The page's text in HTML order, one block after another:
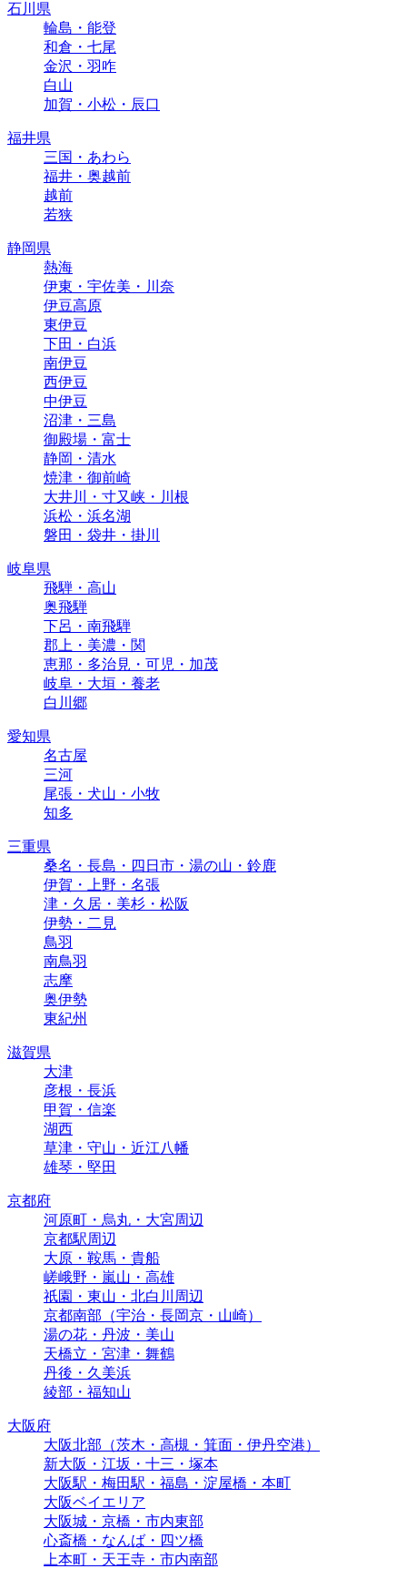
石川県
輪島・能登
和倉・七尾
金沢・羽咋
白山
加賀・小松・辰口
福井県
三国・あわら
福井・奥越前
越前
若狭
静岡県
熱海
伊東・宇佐美・川奈
伊豆高原
東伊豆
下田・白浜
南伊豆
西伊豆
中伊豆
沼津・三島
御殿場・富士
静岡・清水
焼津・御前崎
大井川・寸又峡・川根
浜松・浜名湖
磐田・袋井・掛川
岐阜県
飛騨・高山
奥飛騨
下呂・南飛騨
郡上・美濃・関
恵那・多治見・可児・加茂
岐阜・大垣・養老
白川郷
愛知県
名古屋
三河
尾張・犬山・小牧
知多
三重県
桑名・長島・四日市・湯の山・鈴鹿
伊賀・上野・名張
津・久居・美杉・松阪
伊勢・二見
鳥羽
南鳥羽
志摩
奥伊勢
東紀州
滋賀県
大津
彦根・長浜
甲賀・信楽
湖西
草津・守山・近江八幡
雄琴・堅田
京都府
河原町・烏丸・大宮周辺
京都駅周辺
大原・鞍馬・貴船
嵯峨野・嵐山・高雄
祇園・東山・北白川周辺
京都南部（宇治・長岡京・山崎）
湯の花・丹波・美山
天橋立・宮津・舞鶴
丹後・久美浜
綾部・福知山
大阪府
大阪北部（茨木・高槻・箕面・伊丹空港）
新大阪・江坂・十三・塚本
大阪駅・梅田駅・福島・淀屋橋・本町
大阪ベイエリア
大阪城・京橋・市内東部
心斎橋・なんば・四ツ橋
上本町・天王寺・市内南部